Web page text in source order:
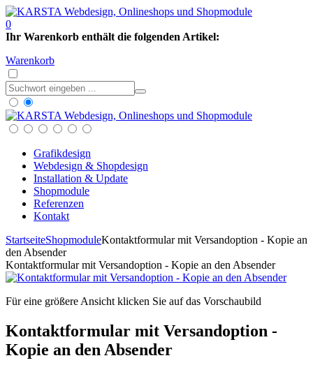
0
Ihr Warenkorb enthält die folgenden Artikel:
Warenkorb
Grafikdesign
Webdesign & Shopdesign
Installation & Update
Shopmodule
Referenzen
Kontakt
StartseiteShopmoduleKontaktformular mit Versandoption - Kopie an
den Absender
Kontaktformular mit Versandoption - Kopie an den Absender
Für eine größere Ansicht klicken Sie auf das Vorschaubild
Kontaktformular mit Versandoption -
Kopie an den Absender